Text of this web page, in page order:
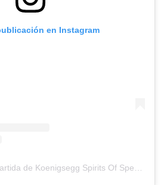
en Instagram
Una publicación compartida de Koenigsegg Spirits Of Speed (@koenigsegg_spiritsofspeed)